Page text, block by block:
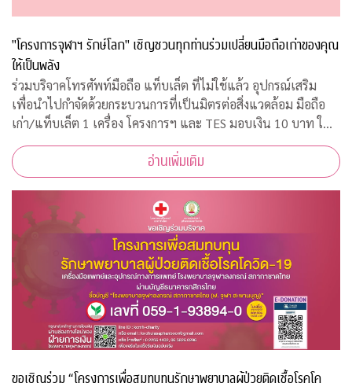
"โครงการจุฬาฯ รักษ์โลก" เชิญชวนทุกท่านร่วมเปลี่ยนมือถือเก่าของคุณ
ให้เป็นพลัง
ร่วมบริจาคโทรศัพท์มือถือ แท็บเล็ต ที่ไม่ใช้แล้ว อุปกรณ์เสริม
เพื่อนำไปกำจัดด้วยกระบวนการที่เป็นมิตรต่อสิ่งแวดล้อม มือถือ
เก่า/แท็บเล็ต 1 เครื่อง โครงการฯ และ TES มอบเงิน 10 บาท ให้
กับ "กองทุนภูมิคุ้มกันบำบัดมะเร็งจุฬาฯ"
อ่านเพิ่มเติม
ขอเชิญร่วม “โครงการเพื่อสมทบทุนรักษาพยาบาลผู้ป่วยติดเชื้อโรคโค